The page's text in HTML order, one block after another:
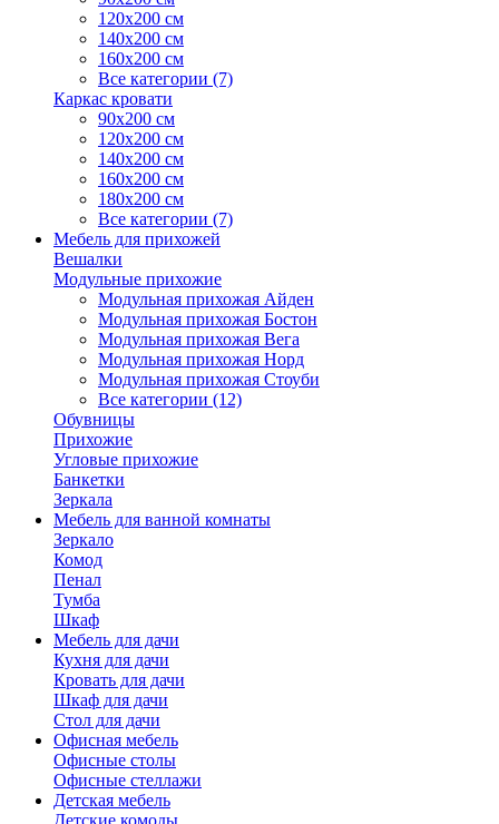
120х200 см
140х200 см
160х200 см
Все категории (7)
Каркас кровати
90х200 см
120х200 см
140х200 см
160х200 см
180х200 см
Все категории (7)
Мебель для прихожей
Вешалки
Модульные прихожие
Модульная прихожая Айден
Модульная прихожая Бостон
Модульная прихожая Вега
Модульная прихожая Норд
Модульная прихожая Стоуби
Все категории (12)
Обувницы
Прихожие
Угловые прихожие
Банкетки
Зеркала
Мебель для ванной комнаты
Зеркало
Комод
Пенал
Тумба
Шкаф
Мебель для дачи
Кухня для дачи
Кровать для дачи
Шкаф для дачи
Стол для дачи
Офисная мебель
Офисные столы
Офисные стеллажи
Детская мебель
Детские комоды